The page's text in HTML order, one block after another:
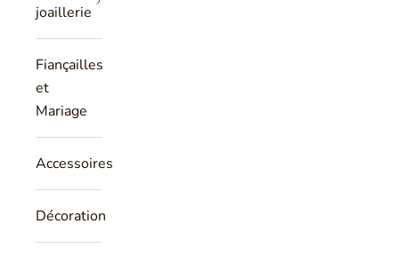
joaillerie
Fiançailles
et
Mariage
Accessoires
Décoration